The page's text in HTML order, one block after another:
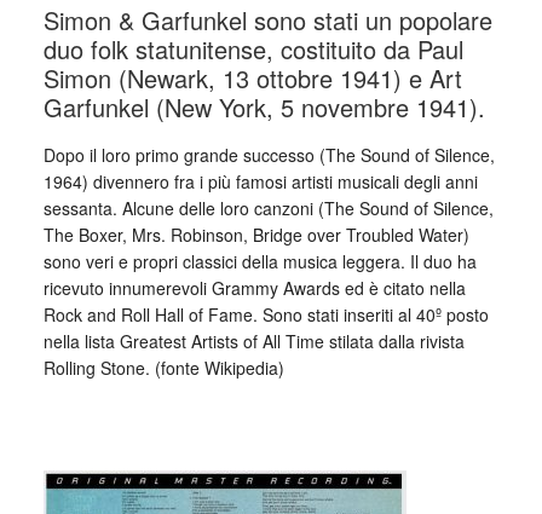
Simon & Garfunkel sono stati un popolare
duo folk statunitense, costituito da Paul
Simon (Newark, 13 ottobre 1941) e Art
Garfunkel (New York, 5 novembre 1941).
Dopo il loro primo grande successo (The Sound of Silence,
1964) divennero fra i più famosi artisti musicali degli anni
sessanta. Alcune delle loro canzoni (The Sound of Silence,
The Boxer, Mrs. Robinson, Bridge over Troubled Water)
sono veri e propri classici della musica leggera. Il duo ha
ricevuto innumerevoli Grammy Awards ed è citato nella
Rock and Roll Hall of Fame. Sono stati inseriti al 40º posto
nella lista Greatest Artists of All Time stilata dalla rivista
Rolling Stone. (fonte Wikipedia)